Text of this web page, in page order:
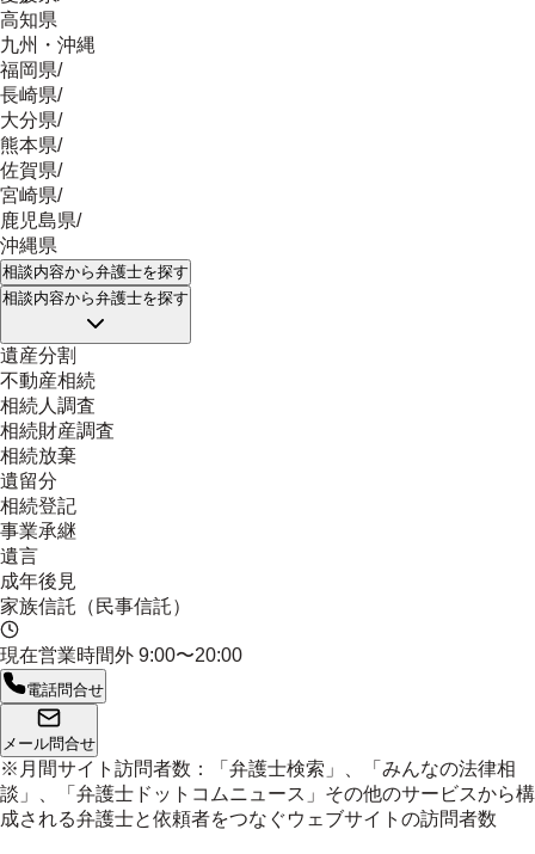
高知県
九州・沖縄
福岡県/
長崎県/
大分県/
熊本県/
佐賀県/
宮崎県/
鹿児島県/
沖縄県
相談内容から弁護士を探す
相談内容から弁護士を探す
遺産分割
不動産相続
相続人調査
相続財産調査
相続放棄
遺留分
相続登記
事業承継
遺言
成年後見
家族信託（民事信託）
現在営業時間外 9:00〜20:00
電話問合せ
メール問合せ
※月間サイト訪問者数：「弁護士検索」、「みんなの法律相
談」、「弁護士ドットコムニュース」その他のサービスから構
成される弁護士と依頼者をつなぐウェブサイトの訪問者数